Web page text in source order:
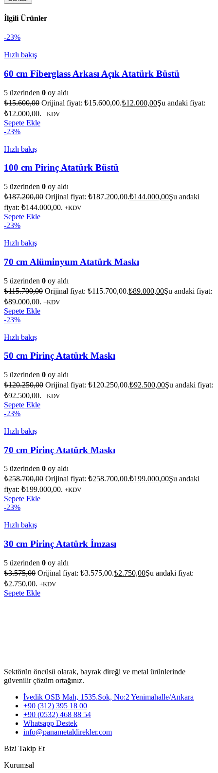
İlgili Ürünler
-23%
Hızlı bakış
60 cm Fiberglass Arkası Açık Atatürk Büstü
5 üzerinden 0 oy aldı
₺15.600,00 Orijinal fiyat: ₺15.600,00.₺12.000,00Şu andaki fiyat:
₺12.000,00. +KDV
Sepete Ekle
-23%
Hızlı bakış
100 cm Pirinç Atatürk Büstü
5 üzerinden 0 oy aldı
₺187.200,00 Orijinal fiyat: ₺187.200,00.₺144.000,00Şu andaki
fiyat: ₺144.000,00. +KDV
Sepete Ekle
-23%
Hızlı bakış
70 cm Alüminyum Atatürk Maskı
5 üzerinden 0 oy aldı
₺115.700,00 Orijinal fiyat: ₺115.700,00.₺89.000,00Şu andaki fiyat:
₺89.000,00. +KDV
Sepete Ekle
-23%
Hızlı bakış
50 cm Pirinç Atatürk Maskı
5 üzerinden 0 oy aldı
₺120.250,00 Orijinal fiyat: ₺120.250,00.₺92.500,00Şu andaki fiyat:
₺92.500,00. +KDV
Sepete Ekle
-23%
Hızlı bakış
70 cm Pirinç Atatürk Maskı
5 üzerinden 0 oy aldı
₺258.700,00 Orijinal fiyat: ₺258.700,00.₺199.000,00Şu andaki
fiyat: ₺199.000,00. +KDV
Sepete Ekle
-23%
Hızlı bakış
30 cm Pirinç Atatürk İmzası
5 üzerinden 0 oy aldı
₺3.575,00 Orijinal fiyat: ₺3.575,00.₺2.750,00Şu andaki fiyat:
₺2.750,00. +KDV
Sepete Ekle
Sektörün öncüsü olarak, bayrak direği ve metal ürünlerinde
güvenilir çözüm ortağınız.
İvedik OSB Mah, 1535.Sok, No:2 Yenimahalle/Ankara
+90 (312) 395 18 00
+90 (0532) 468 88 54
Whatsapp Destek
info@panametaldirekler.com
Bizi Takip Et
Kurumsal